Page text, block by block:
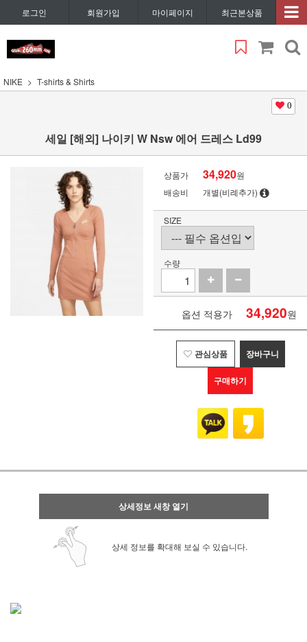
로그인 회원가입 마이페이지 최근본상품
NIKE T-shirts & Shirts
0
세일 [해외] 나이키 W Nsw 에어 드레스 Ld99
상품가 34,920원
배송비
개별(비례추가)
SIZE
수량
옵션 적용가 34,920원
관심상품 장바구니
구매하기
상세정보 새창 열기
상세 정보를 확대해 보실 수 있습니다.